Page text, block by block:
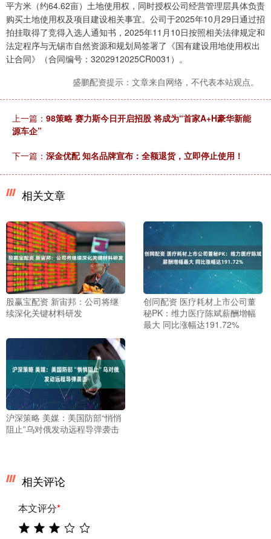
平方米（约64.62亩）土地使用权，同时授权公司经营管理层具体负责
购买土地使用权及项目建设相关事宜。公司于2025年10月29日通过招
拍挂取得了竞得入选人通知书，2025年11月10日按照相关法律规定和
法定程序与无锡市自然资源和规划局签署了《国有建设用地使用权出
让合同》（合同编号：3202912025CR0031）。
盛鹏配资提示：文章来自网络，不代表本站观点。
上一篇： 98策略 赛力斯今日开启招股 将成为“首家A+H豪华新能
源车企”
下一篇： 深金优配 知名品牌宣布：全额退货，立即停止使用！
相关文章
股赢宝配资 新宙邦：公司将继
续深化关键材料研发
创同配资 医疗耗材上市公司董
秘PK：维力医疗陈斌薪酬增幅
最大 同比涨幅达191.72%
沪深策略 美媒：美国防部“悄悄
阻止”乌对俄发动远程导弹袭击
相关评论
本文评分*